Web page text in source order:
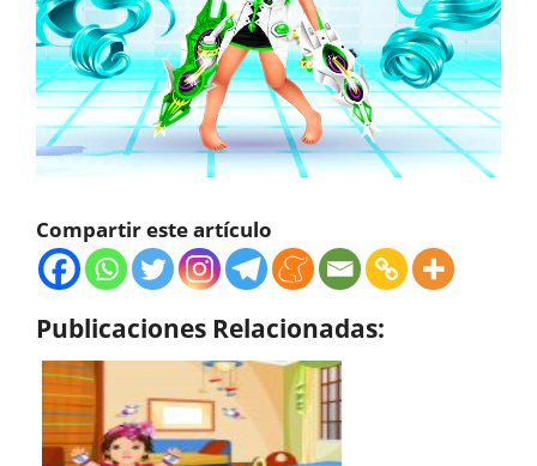
Compartir este artículo
Publicaciones Relacionadas: